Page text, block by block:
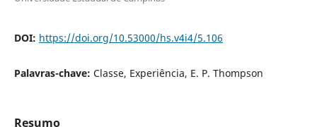
DOI: https://doi.org/10.53000/hs.v4i4/5.106
Palavras-chave: Classe, Experiência, E. P. Thompson
Resumo